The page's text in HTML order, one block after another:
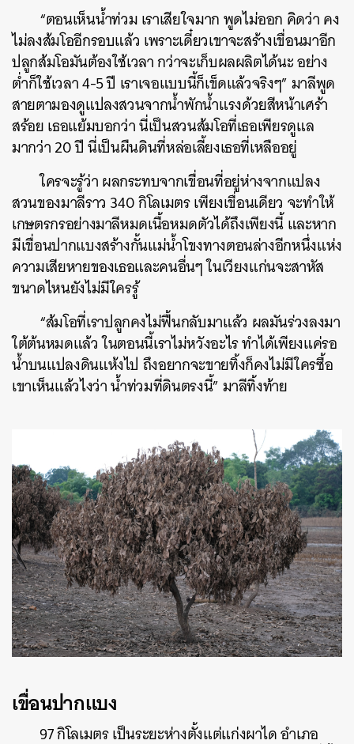
“ตอนเห็นน้ำท่วม เราเสียใจมาก พูดไม่ออก คิดว่า คง
ไม่ลงส้มโออีกรอบแล้ว เพราะเดี๋ยวเขาจะสร้างเขื่อนมาอีก
ปลูกส้มโอมันต้องใช้เวลา กว่าจะเก็บผลผลิตได้นะ อย่าง
ต่ำก็ใช้เวลา 4-5 ปี เราเจอแบบนี้ก็เข็ดแล้วจริงๆ” มาลีพูด
สายตามองดูแปลงสวนจากน้ำพักน้ำแรงด้วยสีหน้าเศร้า
สร้อย เธอแย้มบอกว่า นี่เป็นสวนส้มโอที่เธอเพียรดูแล
มากว่า 20 ปี นี่เป็นผืนดินที่หล่อเลี้ยงเธอที่เหลืออยู่
ใครจะรู้ว่า ผลกระทบจากเขื่อนที่อยู่ห่างจากแปลง
สวนของมาลีราว 340 กิโลเมตร เพียงเขื่อนเดียว จะทำให้
เกษตรกรอย่างมาลีหมดเนื้อหมดตัวได้ถึงเพียงนี้ และหาก
มีเขื่อนปากแบงสร้างกั้นแม่น้ำโขงทางตอนล่างอีกหนึ่งแห่ง
ความเสียหายของเธอและคนอื่นๆ ในเวียงแก่นจะสาหัส
ขนาดไหนยังไม่มีใครรู้
“ส้มโอที่เราปลูกคงไม่ฟื้นกลับมาแล้ว ผลมันร่วงลงมา
ใต้ต้นหมดแล้ว ในตอนนี้เราไม่หวังอะไร ทำได้เพียงแค่รอ
น้ำบนแปลงดินแห้งไป ถึงอยากจะขายทิ้งก็คงไม่มีใครซื้อ
เขาเห็นแล้วไงว่า น้ำท่วมที่ดินตรงนี้” มาลีทิ้งท้าย
เขื่อนปากแบง
97 กิโลเมตร เป็นระยะห่างตั้งแต่แก่งผาได อำเภอ